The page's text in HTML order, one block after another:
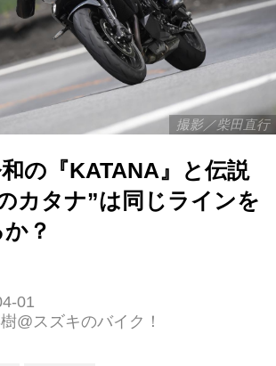
撮影／柴田直行
和の『KATANA』と伝説
カタナ”は同じラインを
？
01
@スズキのバイク！